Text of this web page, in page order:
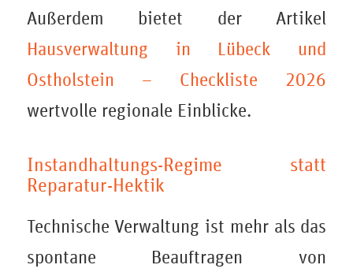
Außerdem bietet der Artikel
Hausverwaltung in Lübeck und
Ostholstein – Checkliste 2026
wertvolle regionale Einblicke.
Instandhaltungs-Regime statt
Reparatur-Hektik
Technische Verwaltung ist mehr als das
spontane Beauftragen von